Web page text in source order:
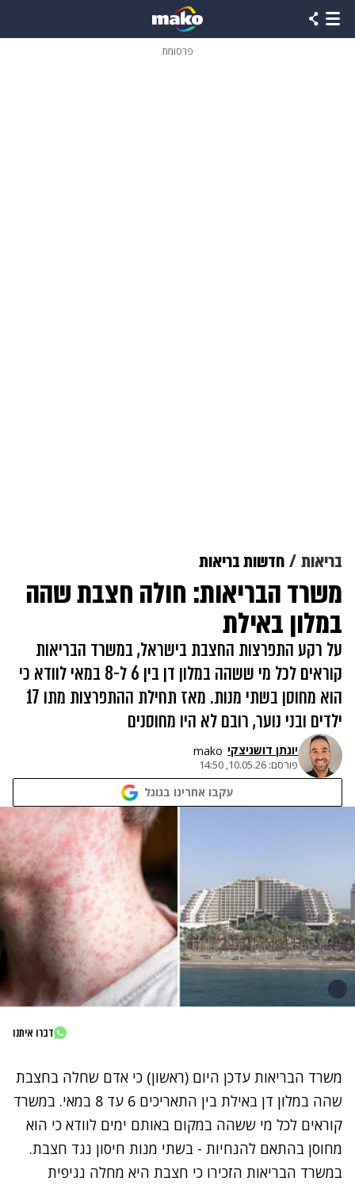
פרסומת
בריאות חדשות בריאות
משרד הבריאות: חולה חצבת שהה
במלון באילת
על רקע התפרצות החצבת בישראל, במשרד הבריאות
קוראים לכל מי ששהה במלון דן בין 6 ל-8 במאי לוודא כי
הוא מחוסן בשתי מנות. מאז תחילת ההתפרצות מתו 17
ילדים ובני נוער, רובם לא היו מחוסנים
יונתן דושניצקי mako
פורסם: 10.05.26, 14:50
עקבו אחרינו בגוגל
דברו איתנו
משרד הבריאות עדכן היום (ראשון) כי אדם שחלה בחצבת
שהה במלון דן באילת בין התאריכים 6 עד 8 במאי. במשרד
קוראים לכל מי ששהה במקום באותם ימים לוודא כי הוא
מחוסן בהתאם להנחיות - בשתי מנות חיסון נגד חצבת.
במשרד הבריאות הזכירו כי חצבת היא מחלה נגיפית